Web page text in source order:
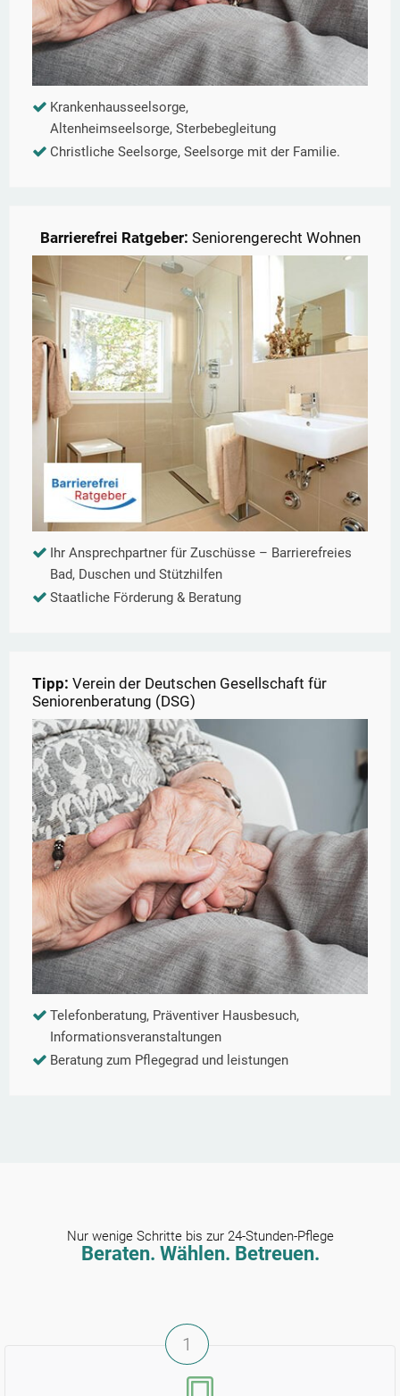
Krankenhausseelsorge,
Altenheimseelsorge, Sterbebegleitung
Christliche Seelsorge, Seelsorge mit der Familie.
Barrierefrei Ratgeber: Seniorengerecht Wohnen
Ihr Ansprechpartner für Zuschüsse – Barrierefreies
Bad, Duschen und Stützhilfen
Staatliche Förderung & Beratung
Tipp: Verein der Deutschen Gesellschaft für
Seniorenberatung (DSG)
Telefonberatung, Präventiver Hausbesuch,
Informationsveranstaltungen
Beratung zum Pflegegrad und leistungen
Nur wenige Schritte bis zur 24-Stunden-Pflege
Beraten. Wählen. Betreuen.
1